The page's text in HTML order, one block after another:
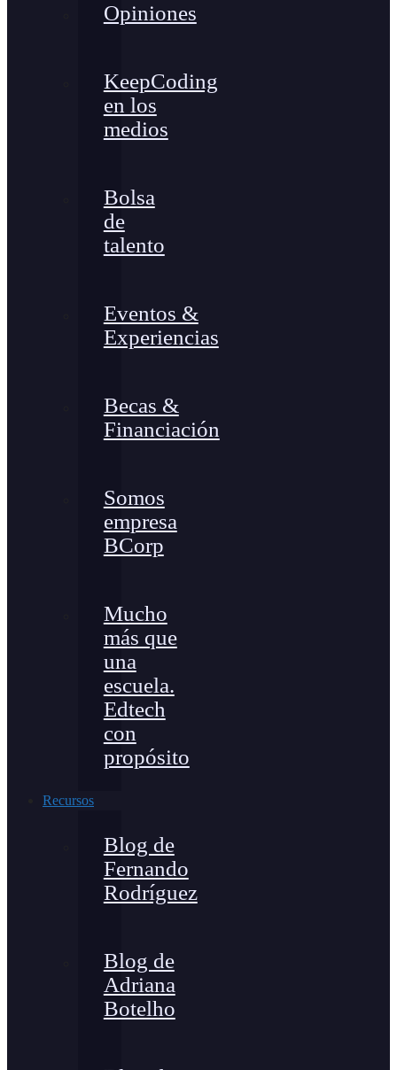
Opiniones
KeepCoding
en los
medios
Bolsa
de
talento
Eventos &
Experiencias
Becas &
Financiación
Somos
empresa
BCorp
Mucho
más que
una
escuela.
Edtech
con
propósito
Recursos
Blog de
Fernando
Rodríguez
Blog de
Adriana
Botelho